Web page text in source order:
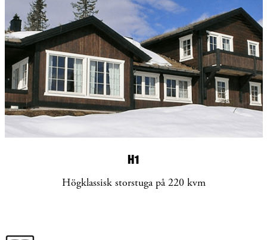
H1
Högklassisk storstuga på 220 kvm